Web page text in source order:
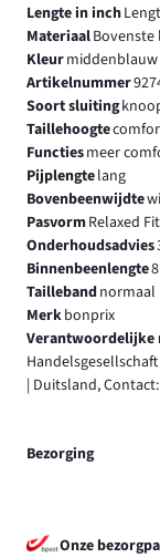
Lengte in inch
MateriaalBovenste
Kleur
Artikelnummer
Soort sluiting
Taillehoogte
Functiesmeer
Pijplengtelang
Bovenbeenwijdte
PasvormRelaxed Fit
Onderhoudsadvies
Binnenbeenlengte
Taillebandnormaal
Merkbonprix
Verantwoordelijke
| Duitsland,
Bezorging
Onze